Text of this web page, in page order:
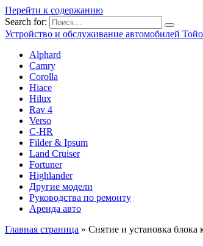
Перейти к содержанию
Search for:
Устройство и обслуживание автомобилей
Alphard
Camry
Corolla
Hiace
Hilux
Rav 4
Verso
C-HR
Filder & Ipsum
Land Cruiser
Fortuner
Highlander
Другие модели
Руководства по ремонту
Аренда авто
Главная страница » Снятие и установка блока